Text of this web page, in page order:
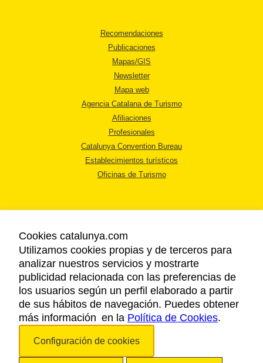
Recomendaciones
Publicaciones
Mapas/GIS
Newsletter
Mapa web
Agencia Catalana de Turismo
Afiliaciones
Profesionales
Catalunya Convention Bureau
Establecimientos turísticos
Oficinas de Turismo
AVISO LEGAL
POLÍTICA DE PRIVACIDAD
COOKIES
ACCESSIBILIDAD
Copyright © 2026. Agencia Catalana de Turismo. Todos los derechos
Cookies catalunya.com
Utilizamos cookies propias y de terceros para
analizar nuestros servicios y mostrarte
publicidad relacionada con las preferencias de
los usuarios según un perfil elaborado a partir
de sus hábitos de navegación. Puedes obtener
más información en la Política de Cookies.
Configuración de cookies